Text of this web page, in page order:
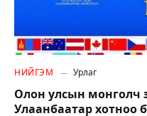
НИЙГЭМ Урлаг
Олон улсын монголч
Улаанбаатар хотноо